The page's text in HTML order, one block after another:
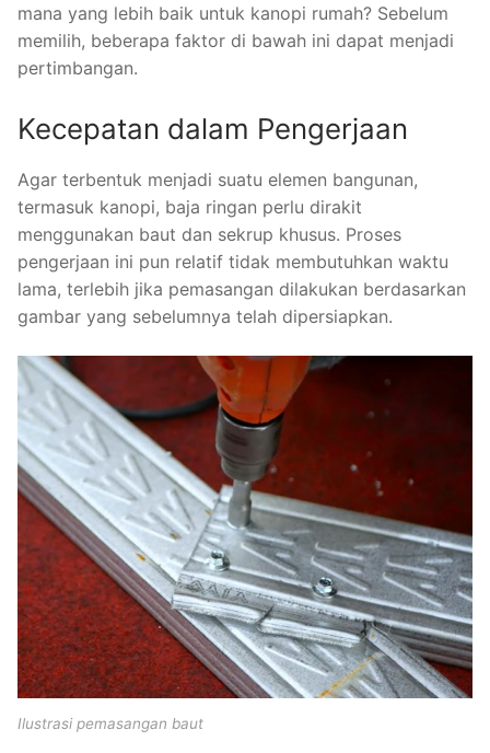
mana yang lebih baik untuk kanopi rumah? Sebelum
memilih, beberapa faktor di bawah ini dapat menjadi
pertimbangan.
Kecepatan dalam Pengerjaan
Agar terbentuk menjadi suatu elemen bangunan,
termasuk kanopi, baja ringan perlu dirakit
menggunakan baut dan sekrup khusus. Proses
pengerjaan ini pun relatif tidak membutuhkan waktu
lama, terlebih jika pemasangan dilakukan berdasarkan
gambar yang sebelumnya telah dipersiapkan.
Ilustrasi pemasangan baut